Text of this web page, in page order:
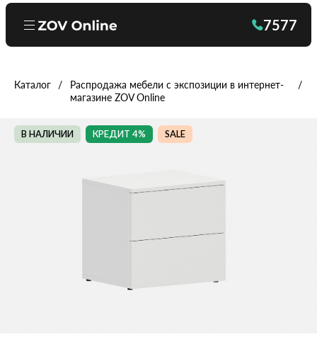
7577
Каталог
Распродажа мебели с экспозиции в интернет-
магазине ZOV Online
В НАЛИЧИИ КРЕДИТ 4% SALE